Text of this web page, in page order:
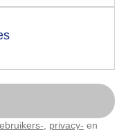
privacy- en
later
passen